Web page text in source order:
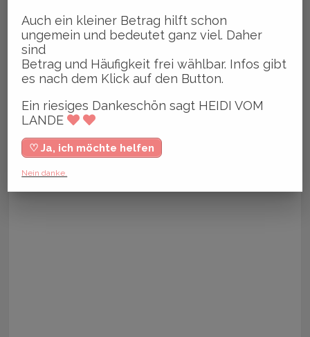
Auch ein kleiner Betrag hilft schon
ungemein und bedeutet ganz viel. Daher
sind
Betrag und Häufigkeit frei wählbar. Infos gibt
es nach dem Klick auf den Button.
Ein riesiges Dankeschön sagt HEIDI VOM
LANDE
♡ Ja, ich möchte helfen
Nein danke.